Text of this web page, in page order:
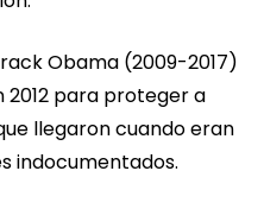
Obama (2009-2017)
para proteger a
llegaron cuando eran
indocumentados.